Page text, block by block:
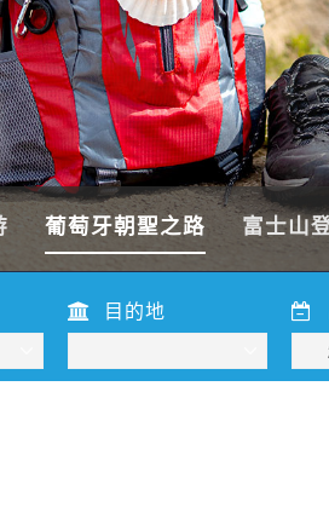
葡萄牙朝聖之路 富士山
目的地